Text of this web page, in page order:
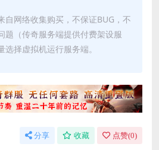
自网络收集购买，不保证BUG，不
题（传奇服务端提供付费架设服
择虚拟机运行服务端。
分享 收藏 点赞(0)